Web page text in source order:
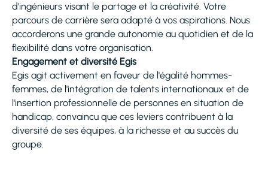
d'ingénieurs visant le partage et la créativité. Votre
parcours de carrière sera adapté à vos aspirations. Nous
accorderons une grande autonomie au quotidien et de la
flexibilité dans votre organisation.
Engagement et diversité Egis
Egis agit activement en faveur de l'égalité hommes-
femmes, de l'intégration de talents internationaux et de
l'insertion professionnelle de personnes en situation de
handicap, convaincu que ces leviers contribuent à la
diversité de ses équipes, à la richesse et au succès du
groupe.